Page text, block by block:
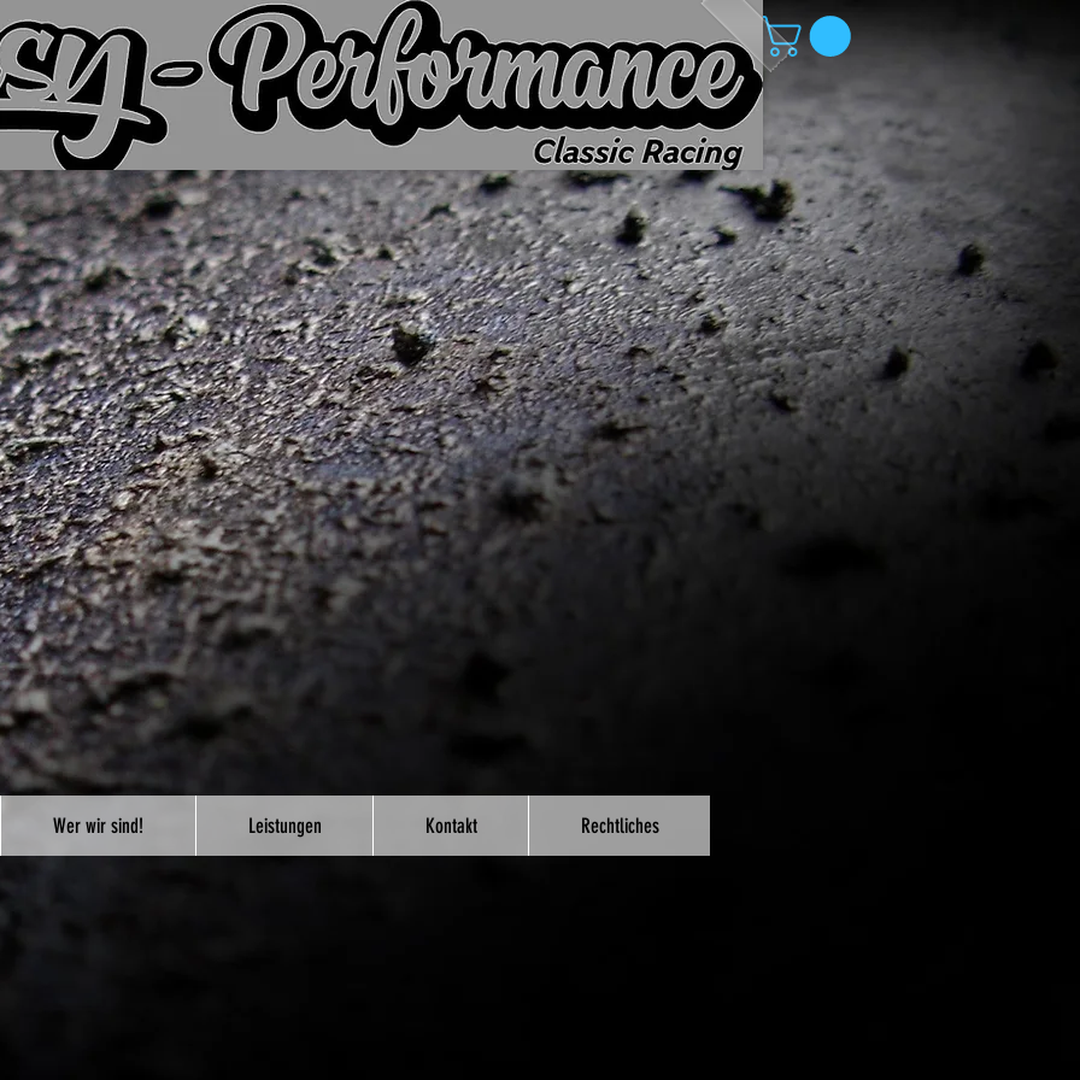
Wer wir sind! Leistungen Kontakt Rechtliches